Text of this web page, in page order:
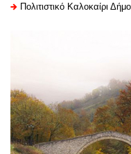
Πολιτιστικό Καλοκαίρι